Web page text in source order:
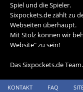
Spiel und die Spieler.
Sixpockets.de zählt zu
Webseiten überhaupt.
Mit Stolz können wir
Website" zu sein!
Das Sixpockets.de Team.
KONTAKT FAQ